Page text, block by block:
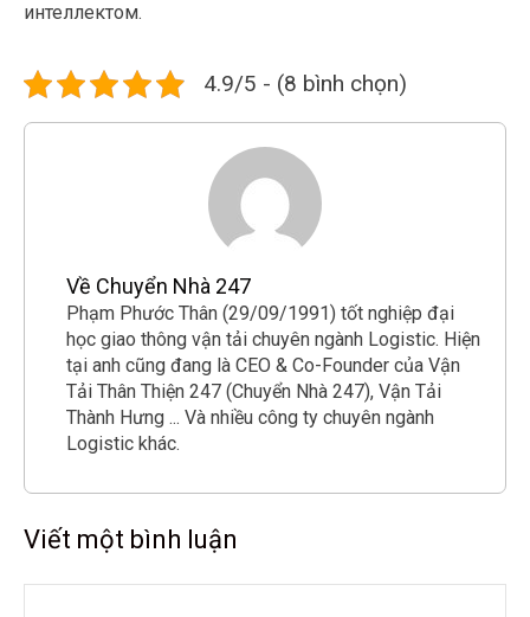
интеллектом.
4.9/5 - (8 bình chọn)
Về Chuyển Nhà 247
Phạm Phước Thân (29/09/1991) tốt nghiệp đại
học giao thông vận tải chuyên ngành Logistic. Hiện
tại anh cũng đang là CEO & Co-Founder của Vận
Tải Thân Thiện 247 (Chuyển Nhà 247), Vận Tải
Thành Hưng ... Và nhiều công ty chuyên ngành
Logistic khác.
Viết một bình luận